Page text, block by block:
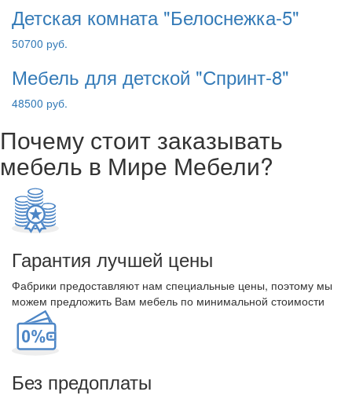
Детская комната "Белоснежка-5"
50700 руб.
Мебель для детской "Спринт-8"
48500 руб.
Почему стоит заказывать
мебель в Мире Мебели?
Гарантия лучшей цены
Фабрики предоставляют нам специальные цены, поэтому мы
можем предложить Вам мебель по минимальной стоимости
Без предоплаты